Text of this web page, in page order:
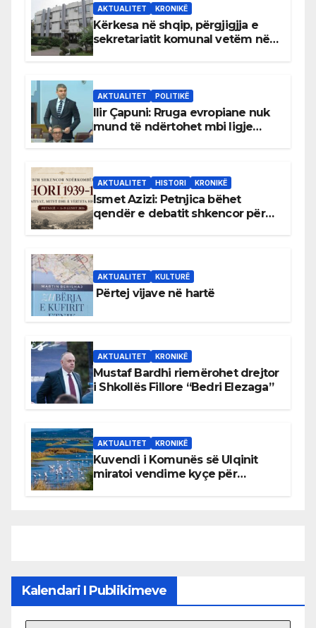
AKTUALITET KRONIKË
Kërkesa në shqip, përgjigjja e
sekretariatit komunal vetëm në
AKTUALITET POLITIKË
Ilir Çapuni: Rruga evropiane nuk
mund të ndërtohet mbi ligje
AKTUALITET HISTORI KRONIKË
Ismet Azizi: Petnjica bëhet
qendër e debatit shkencor për
AKTUALITET KULTURË
Përtej vijave në hartë
AKTUALITET KRONIKË
Mustaf Bardhi riemërohet drejtor
i Shkollës Fillore “Bedri Elezaga”
AKTUALITET KRONIKË
Kuvendi i Komunës së Ulqinit
miratoi vendime kyçe për
Kalendari I Publikimeve